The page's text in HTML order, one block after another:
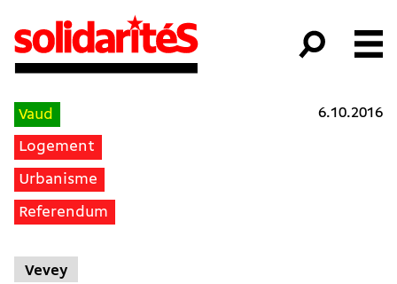
Vaud
Logement
Urbanisme
Referendum
6.10.2016
Vevey